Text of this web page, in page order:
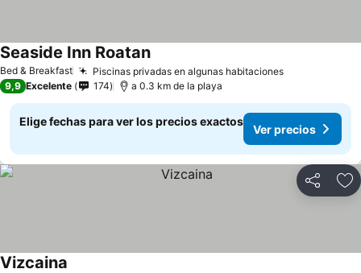
Bed & Breakfast Piscinas privadas en algunas habitaciones
Seaside Inn Roatan
9,9 Excelente 174 a 0.3 km de la playa
Elige fechas para ver los precios exactos
Ver precios
Compartir
Vizcaina